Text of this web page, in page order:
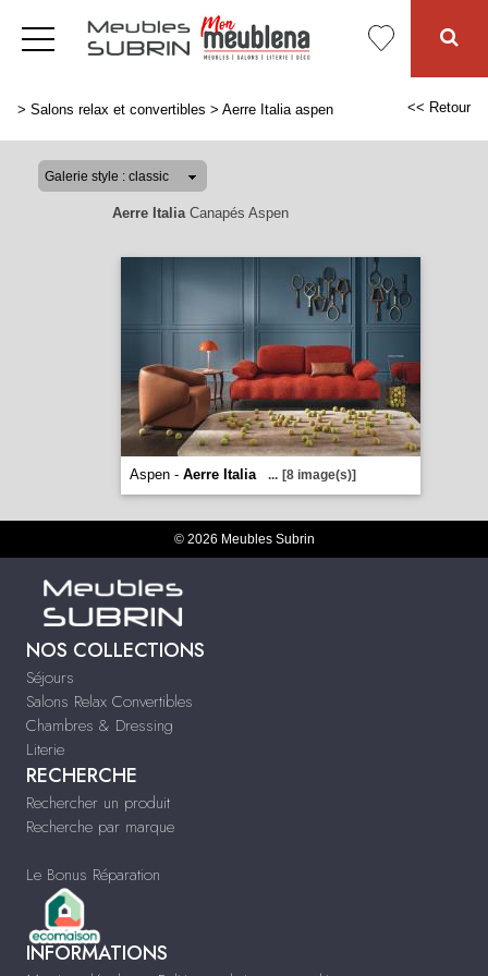
> Salons relax et convertibles > Aerre Italia aspen << Retour
Aerre ItaliaCanapés Aspen
Aspen - Aerre Italia ... [8 image(s)]
© 2026 Meubles Subrin
NOS COLLECTIONS
Séjours
Salons Relax Convertibles
Chambres & Dressing
Literie
RECHERCHE
Rechercher un produit
Recherche par marque
Le Bonus Réparation
INFORMATIONS